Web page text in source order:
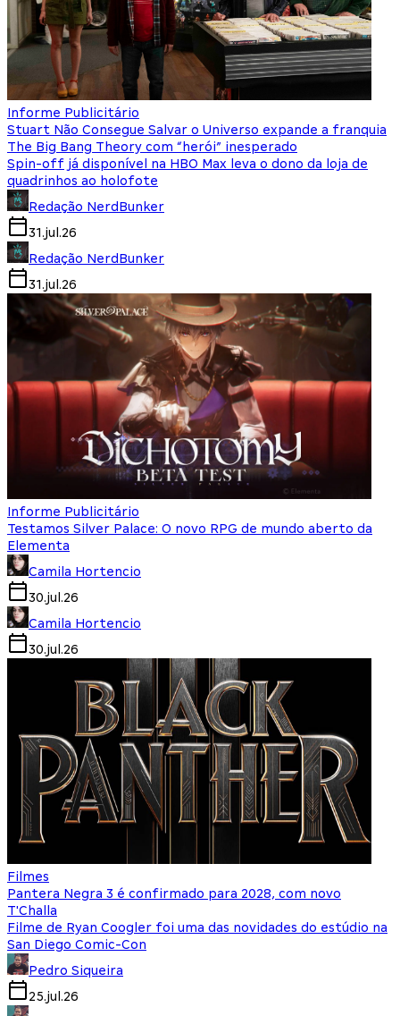
Informe Publicitário
Stuart Não Consegue Salvar o Universo expande a franquia
The Big Bang Theory com “herói” inesperado
Spin-off já disponível na HBO Max leva o dono da loja de
quadrinhos ao holofote
Redação NerdBunker
31.jul.26
Redação NerdBunker
31.jul.26
Informe Publicitário
Testamos Silver Palace: O novo RPG de mundo aberto da
Elementa
Camila Hortencio
30.jul.26
Camila Hortencio
30.jul.26
Filmes
Pantera Negra 3 é confirmado para 2028, com novo
T'Challa
Filme de Ryan Coogler foi uma das novidades do estúdio na
San Diego Comic-Con
Pedro Siqueira
25.jul.26